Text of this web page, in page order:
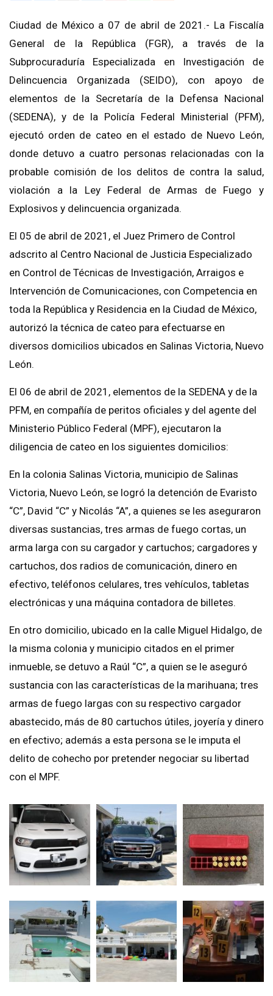
Ciudad de México a 07 de abril de 2021.- La Fiscalía
General de la República (FGR), a través de la
Subprocuraduría Especializada en Investigación de
Delincuencia Organizada (SEIDO), con apoyo de
elementos de la Secretaría de la Defensa Nacional
(SEDENA), y de la Policía Federal Ministerial (PFM),
ejecutó orden de cateo en el estado de Nuevo León,
donde detuvo a cuatro personas relacionadas con la
probable comisión de los delitos de contra la salud,
violación a la Ley Federal de Armas de Fuego y
Explosivos y delincuencia organizada.
El 05 de abril de 2021, el Juez Primero de Control
adscrito al Centro Nacional de Justicia Especializado
en Control de Técnicas de Investigación, Arraigos e
Intervención de Comunicaciones, con Competencia en
toda la República y Residencia en la Ciudad de México,
autorizó la técnica de cateo para efectuarse en
diversos domicilios ubicados en Salinas Victoria, Nuevo
León.
El 06 de abril de 2021, elementos de la SEDENA y de la
PFM, en compañía de peritos oficiales y del agente del
Ministerio Público Federal (MPF), ejecutaron la
diligencia de cateo en los siguientes domicilios:
En la colonia Salinas Victoria, municipio de Salinas
Victoria, Nuevo León, se logró la detención de Evaristo
“C”, David “C” y Nicolás “A”, a quienes se les aseguraron
diversas sustancias, tres armas de fuego cortas, un
arma larga con su cargador y cartuchos; cargadores y
cartuchos, dos radios de comunicación, dinero en
efectivo, teléfonos celulares, tres vehículos, tabletas
electrónicas y una máquina contadora de billetes.
En otro domicilio, ubicado en la calle Miguel Hidalgo, de
la misma colonia y municipio citados en el primer
inmueble, se detuvo a Raúl “C”, a quien se le aseguró
sustancia con las características de la marihuana; tres
armas de fuego largas con su respectivo cargador
abastecido, más de 80 cartuchos útiles, joyería y dinero
en efectivo; además a esta persona se le imputa el
delito de cohecho por pretender negociar su libertad
con el MPF.